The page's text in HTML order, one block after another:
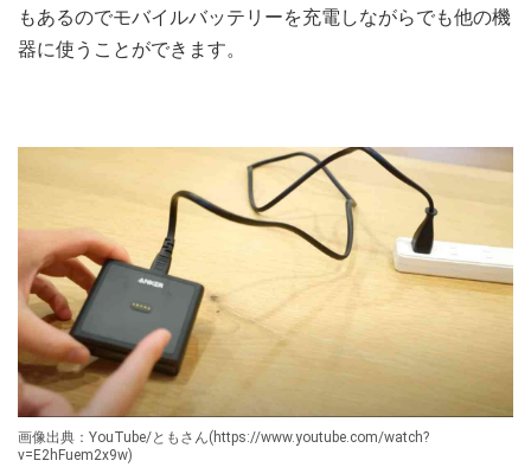
もあるのでモバイルバッテリーを充電しながらでも他の機
器に使うことができます。
画像出典：YouTube/ともさん(https://www.youtube.com/watch?
v=E2hFuem2x9w)